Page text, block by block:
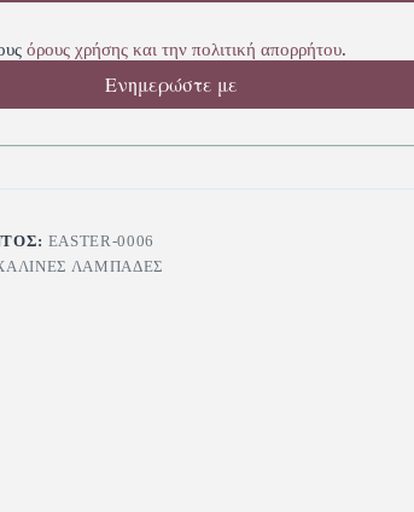
όρους χρήσης και την πολιτική απορρήτου.
Ενημερώστε με
EASTER-0006
ΛΑΜΠΆΔΕΣ